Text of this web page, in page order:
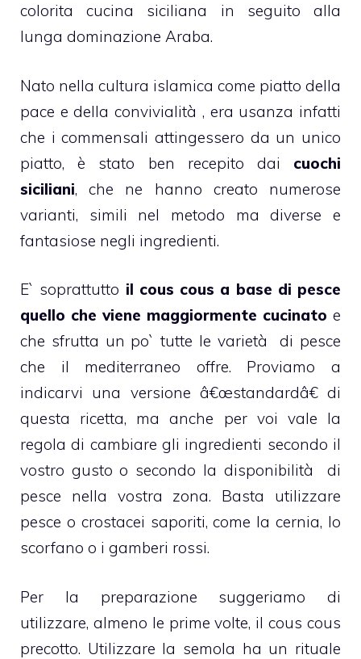
colorita cucina siciliana in seguito alla
lunga dominazione Araba.
Nato nella cultura islamica come piatto della
pace e della convivialità , era usanza infatti
che i commensali attingessero da un unico
piatto, è stato ben recepito dai cuochi
siciliani, che ne hanno creato numerose
varianti, simili nel metodo ma diverse e
fantasiose negli ingredienti.
E` soprattutto il cous cous a base di pesce
quello che viene maggiormente cucinato e
che sfrutta un po` tutte le varietà di pesce
che il mediterraneo offre. Proviamo a
indicarvi una versione â€œstandardâ€ di
questa ricetta, ma anche per voi vale la
regola di cambiare gli ingredienti secondo il
vostro gusto o secondo la disponibilità di
pesce nella vostra zona. Basta utilizzare
pesce o crostacei saporiti, come la cernia, lo
scorfano o i gamberi rossi.
Per la preparazione suggeriamo di
utilizzare, almeno le prime volte, il cous cous
precotto. Utilizzare la semola ha un rituale